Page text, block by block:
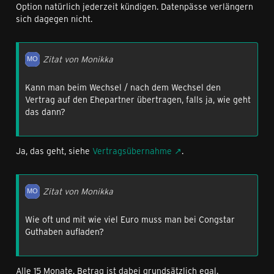
Option natürlich jederzeit kündigen. Datenpässe verlängern
sich dagegen nicht.
Zitat von Monikka
Kann man beim Wechsel / nach dem Wechsel den
Vertrag auf den Ehepartner übertragen, falls ja, wie geht
das dann?
Ja, das geht, siehe Vertragsübernahme .
Zitat von Monikka
Wie oft und mit wie viel Euro muss man bei Congstar
Guthaben aufladen?
Alle 15 Monate. Betrag ist dabei grundsätzlich egal.